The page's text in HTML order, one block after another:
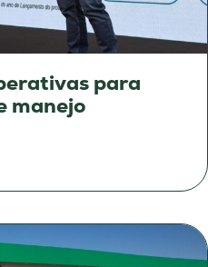
para
manejo